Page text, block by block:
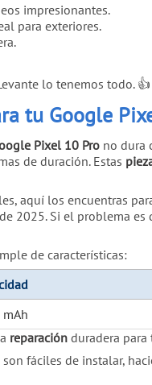
impresionantes.
para exteriores.
lo tenemos todo. 👍
tu Google
Pixel 10 Pro no dura
de duración. Estas
aquí los encuentras
2025. Si el problema es
de características:
reparación duradera para
son fáciles de instalar,